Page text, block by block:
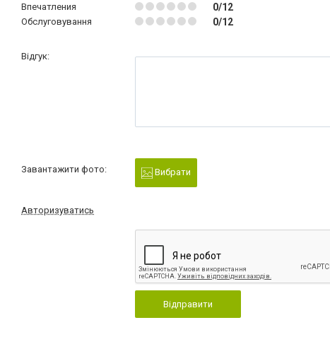
Впечатления 0/12
Обслуговування 0/12
Відгук:
Завантажити фото: Вибрати
Авторизуватись
Відправити